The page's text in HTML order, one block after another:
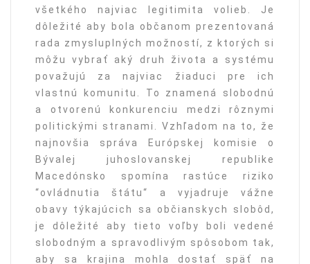
všetkého najviac legitimita volieb. Je
dôležité aby bola občanom prezentovaná
rada zmysluplných možností, z ktorých si
môžu vybrať aký druh života a systému
považujú za najviac žiaduci pre ich
vlastnú komunitu. To znamená slobodnú
a otvorenú konkurenciu medzi rôznymi
politickými stranami. Vzhľadom na to, že
najnovšia správa Európskej komisie o
Bývalej juhoslovanskej republike
Macedónsko spomína rastúce riziko
“ovládnutia štátu“ a vyjadruje vážne
obavy týkajúcich sa občianskych slobôd,
je dôležité aby tieto voľby boli vedené
slobodným a spravodlivým spôsobom tak,
aby sa krajina mohla dostať späť na